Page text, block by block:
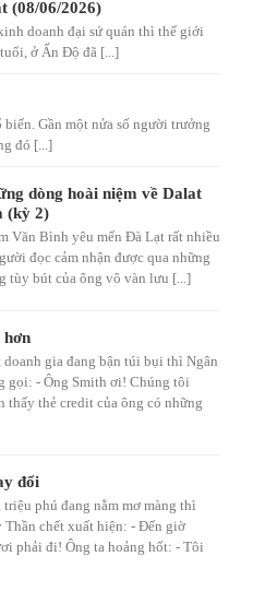
(08/06/2026)
doanh đại sứ quán thì thế giới
ở Ấn Độ đã [...]
Gần một nửa số người trưởng
đó [...]
dòng hoài niệm về Dalat
(kỳ 2)
Văn Bình yêu mến Đà Lạt rất nhiều
đọc cảm nhận được qua những
tùy bút của ông vô vàn lưu [...]
gia đang bận túi bụi thì Ngân
gọi: - Ông Smith ơi! Chúng tôi
thấy thẻ credit của ông có những
đổi
phú đang nằm mơ màng thì
Thần chết xuất hiện: - Đến giờ
phải đi! Ông ta hoảng hốt: - Tôi